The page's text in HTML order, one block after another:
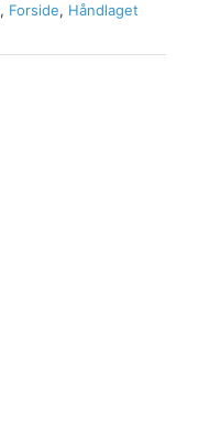
, Forside, Håndlaget